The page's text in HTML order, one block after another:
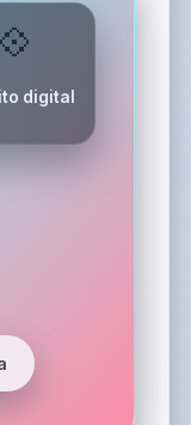
💠
digital